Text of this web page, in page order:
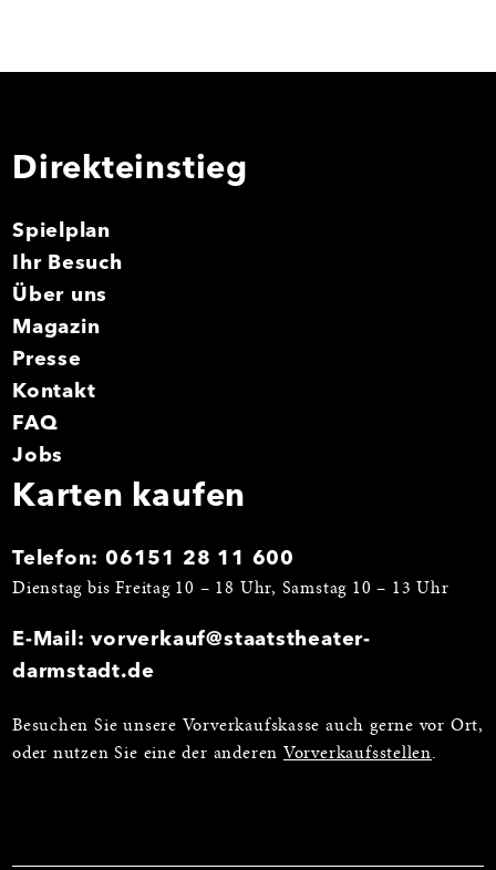
Direkteinstieg
Spielplan
Ihr Besuch
Über uns
Magazin
Presse
Kontakt
FAQ
Jobs
Karten kaufen
Telefon:06151 28 11 600
Dienstag bis Freitag 10 – 18 Uhr, Samstag 10 – 13 Uhr
E-Mail:vorverkauf@staatstheater-
darmstadt.de
Besuchen Sie unsere Vorverkaufskasse auch gerne vor Ort,
oder nutzen Sie eine der anderen Vorverkaufsstellen.